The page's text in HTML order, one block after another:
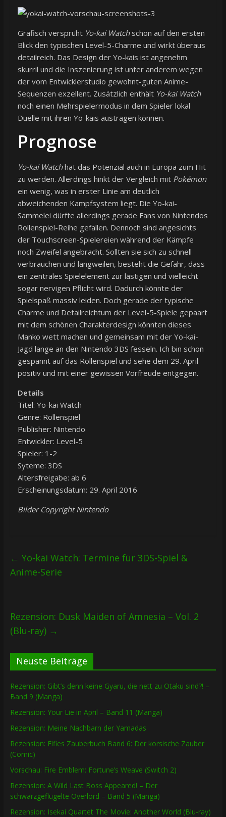
Grafisch versprüht Yo-kai Watchschon auf den ersten
Blick den typischen Level-5-Charme und wirkt überaus
detailreich. Das Design der Yo-kais ist angenehm
skurril und die Inszenierung ist unter anderem wegen
der vom Entwicklerstudio gewohnt-guten Anime-
Sequenzen exzellent. Zusätzlich enthält Yo-kai Watch
noch einen Mehrspielermodus in dem Spieler lokal
Duelle mit ihren Yo-kais austragen können.
Prognose
Yo-kai Watchhat das Potenzial auch in Europa zum Hit
zu werden. Allerdings hinkt der Vergleich mit Pokémon
ein wenig, was in erster Linie am deutlich
abweichenden Kampfsystem liegt. Die Yo-kai-
Sammelei dürfte allerdings gerade Fans von Nintendos
Rollenspiel-Reihe gefallen. Dennoch sind angesichts
der Touchscreen-Spielereien während der Kämpfe
noch Zweifel angebracht. Sollten sie sich zu schnell
verbrauchen und langweilen, besteht die Gefahr, dass
ein zentrales Spielelement zur lästigen und vielleicht
sogar nervigen Pflicht wird. Dadurch könnte der
Spielspaß massiv leiden. Doch gerade der typische
Charme und Detailreichtum der Level-5-Spiele gepaart
mit dem schönen Charakterdesign könnten dieses
Manko wett machen und gemeinsam mit der Yo-kai-
Jagd lange an den Nintendo 3DS fesseln. Ich bin schon
gespannt auf das Rollenspiel und sehe dem 29. April
positiv und mit einer gewissen Vorfreude entgegen.
Details
Titel: Yo-kai Watch
Genre: Rollenspiel
Publisher: Nintendo
Entwickler: Level-5
Spieler: 1-2
Syteme: 3DS
Altersfreigabe: ab 6
Erscheinungsdatum: 29. April 2016
Bilder Copyright Nintendo
← Yo-kai Watch: Termine für 3DS-Spiel &
Anime-Serie
Rezension: Dusk Maiden of Amnesia – Vol. 2
(Blu-ray) →
Neuste Beiträge
Rezension: Gibt’s denn keine Gyaru, die nett zu Otaku sind?! –
Band 9 (Manga)
Rezension: Your Lie in April – Band 11 (Manga)
Rezension: Meine Nachbarn der Yamadas
Rezension: Elfies Zauberbuch Band 6: Der korsische Zauber
(Comic)
Vorschau: Fire Emblem: Fortune’s Weave (Switch 2)
Rezension: A Wild Last Boss Appeared! – Der
schwarzgeflügelte Overlord – Band 5 (Manga)
Rezension: Isekai Quartet The Movie: Another World (Blu-ray)